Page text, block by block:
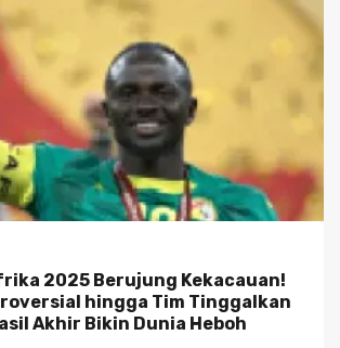
2025 Berujung Kekacauan!
hingga Tim Tinggalkan
Akhir Bikin Dunia Heboh